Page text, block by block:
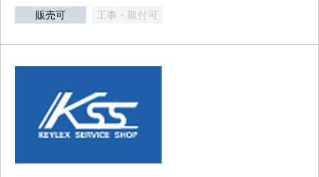
販売可 工事・取付可